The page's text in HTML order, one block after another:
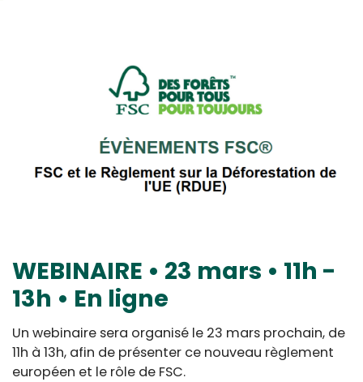
WEBINAIRE • 23 mars • 11h -
13h • En ligne
Un webinaire sera organisé le 23 mars prochain, de
11h à 13h, afin de présenter ce nouveau règlement
européen et le rôle de FSC.